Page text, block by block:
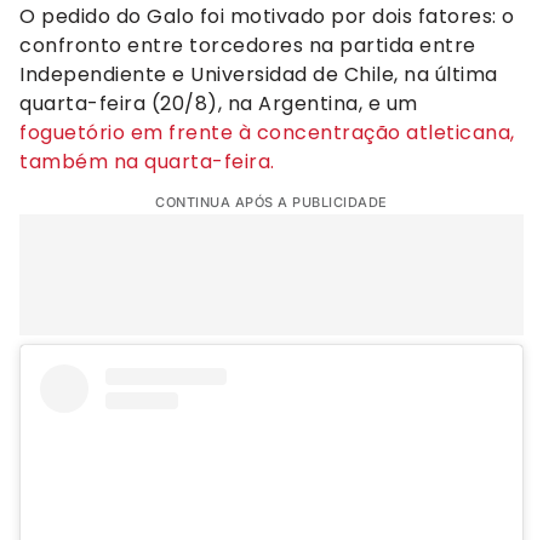
O pedido do Galo foi motivado por dois fatores: o
confronto entre torcedores na partida entre
Independiente e Universidad de Chile, na última
quarta-feira (20/8), na Argentina, e um
foguetório em frente à concentração atleticana,
também na quarta-feira.
CONTINUA APÓS A PUBLICIDADE